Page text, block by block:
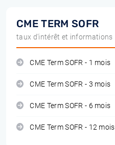
CME TERM SOFR
taux d'intérêt et informations
CME Term SOFR - 1 mois
CME Term SOFR - 3 mois
CME Term SOFR - 6 mois
CME Term SOFR - 12 mois